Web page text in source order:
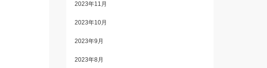
2023年11月
2023年10月
2023年9月
2023年8月